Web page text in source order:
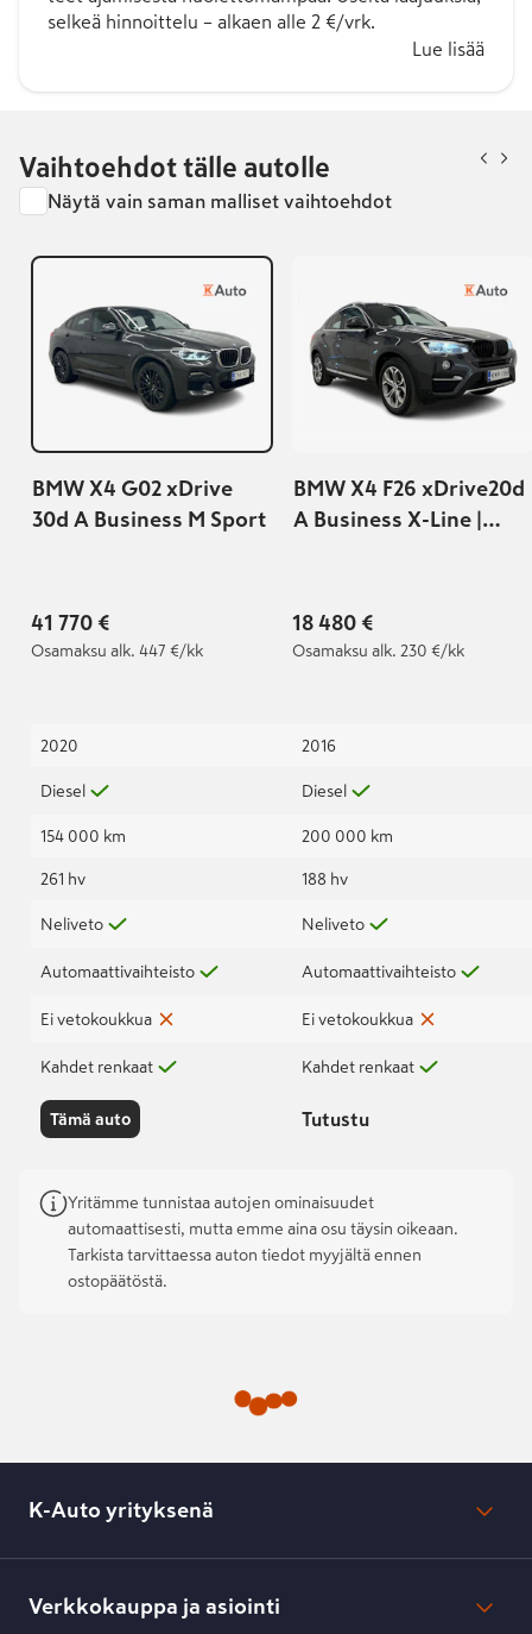
selkeä hinnoittelu – alkaen alle 2 €/vrk.
Lue lisää
Vaihtoehdot tälle autolle
Näytä vain saman malliset vaihtoehdot
BMW X4 G02 xDrive
30d A Business M Sport
41 770 €
Osamaksu alk. 447 €/kk
2020
Diesel
154 000 km
261 hv
Neliveto
Automaattivaihteisto
Ei vetokoukkua
Kahdet renkaat
Tämä auto
BMW X4 F26 xDrive20d
A Business X-Line |
18 480 €
Osamaksu alk. 230 €/kk
2016
Diesel
200 000 km
188 hv
Neliveto
Automaattivaihteisto
Ei vetokoukkua
Kahdet renkaat
Tutustu
Yritämme tunnistaa autojen ominaisuudet
automaattisesti, mutta emme aina osu täysin oikeaan.
Tarkista tarvittaessa auton tiedot myyjältä ennen
ostopäätöstä.
K-Auto yrityksenä
Lehdistötiedotteet
Toimipisteiden yhteystiedot
Verkkokauppa ja asiointi